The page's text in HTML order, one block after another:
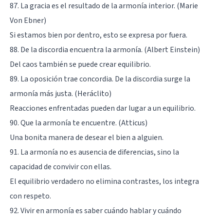
87. La gracia es el resultado de la armonía interior. (Marie
Von Ebner)
Si estamos bien por dentro, esto se expresa por fuera.
88. De la discordia encuentra la armonía. (Albert Einstein)
Del caos también se puede crear equilibrio.
89. La oposición trae concordia. De la discordia surge la
armonía más justa. (Heráclito)
Reacciones enfrentadas pueden dar lugar a un equilibrio.
90. Que la armonía te encuentre. (Atticus)
Una bonita manera de desear el bien a alguien.
91. La armonía no es ausencia de diferencias, sino la
capacidad de convivir con ellas.
El equilibrio verdadero no elimina contrastes, los integra
con respeto.
92. Vivir en armonía es saber cuándo hablar y cuándo